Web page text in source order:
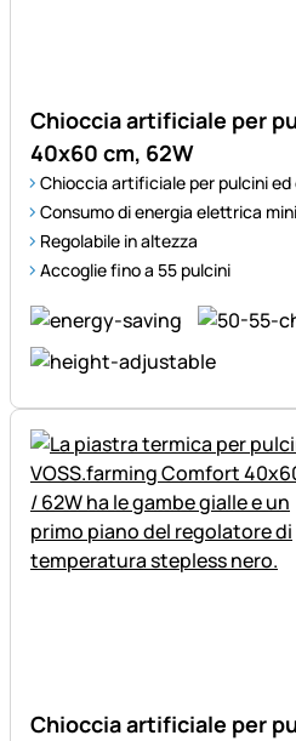
Chioccia artificiale per
40x60 cm, 62W
Chioccia artificiale per pulcini
Consumo di energia elettrica
Regolabile in altezza
Accoglie fino a 55 pulcini
Chioccia artificiale per